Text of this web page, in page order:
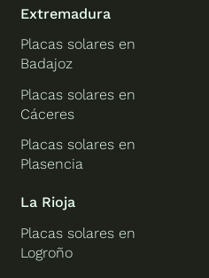
Extremadura
Placas solares en
Badajoz
Placas solares en
Cáceres
Placas solares en
Plasencia
La Rioja
Placas solares en
Logroño